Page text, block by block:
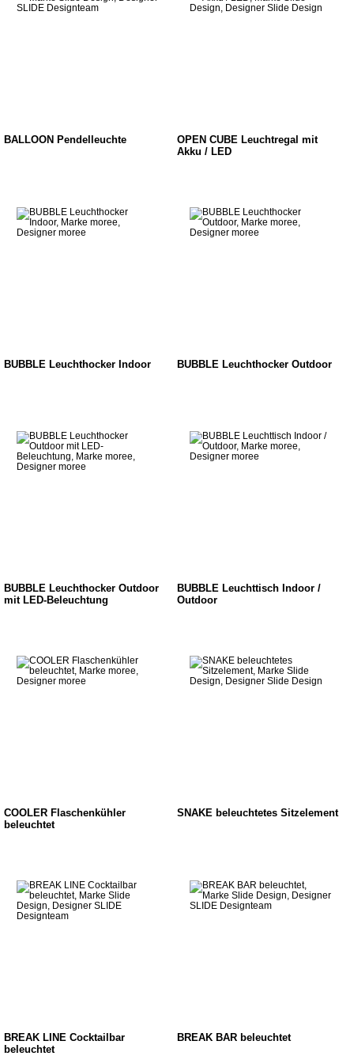
BALLOON Pendelleuchte
OPEN CUBE Leuchtregal mit
Akku / LED
BUBBLE Leuchthocker Indoor BUBBLE Leuchthocker Outdoor
BUBBLE Leuchthocker Outdoor
mit LED-Beleuchtung
BUBBLE Leuchttisch Indoor /
Outdoor
COOLER Flaschenkühler
beleuchtet
SNAKE beleuchtetes Sitzelement
BREAK LINE Cocktailbar
beleuchtet
BREAK BAR beleuchtet